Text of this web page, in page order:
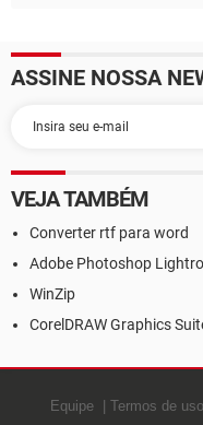
ASSINE NOSSA
VEJA TAMBÉM
Converter rtf para word
Adobe Photoshop
WinZip
CorelDRAW Graphics
Equipe Termos de uso